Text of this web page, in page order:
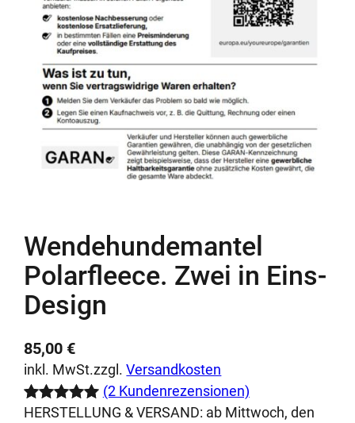
Wendehundemantel
Polarfleece. Zwei in Eins-
Design
85,00€
inkl. MwSt.zzgl.Versandkosten
Bewertet
2
(2 Kundenrezensionen)
HERSTELLUNG & VERSAND: ab Mittwoch, den